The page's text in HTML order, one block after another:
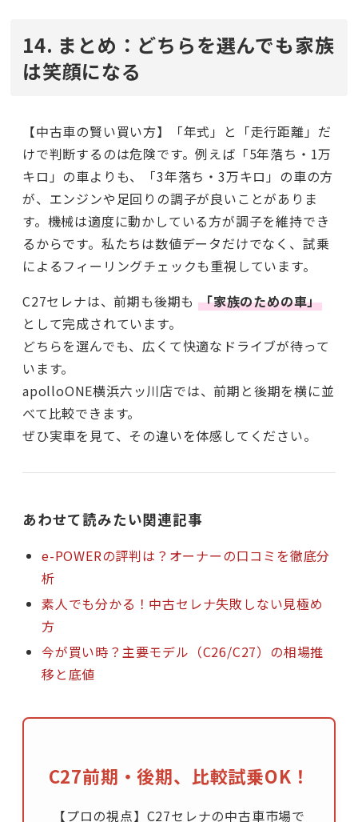
14. まとめ：どちらを選んでも家族
は笑顔になる
【中古車の賢い買い方】「年式」と「走行距離」だ
けで判断するのは危険です。例えば「5年落ち・1万
キロ」の車よりも、「3年落ち・3万キロ」の車の方
が、エンジンや足回りの調子が良いことがありま
す。機械は適度に動かしている方が調子を維持でき
るからです。私たちは数値データだけでなく、試乗
によるフィーリングチェックも重視しています。
C27セレナは、前期も後期も「家族のための車」
として完成されています。
どちらを選んでも、広くて快適なドライブが待って
います。
apolloONE横浜六ッ川店では、前期と後期を横に並
べて比較できます。
ぜひ実車を見て、その違いを体感してください。
あわせて読みたい関連記事
e-POWERの評判は？オーナーの口コミを徹底分
析
素人でも分かる！中古セレナ失敗しない見極め
方
今が買い時？主要モデル（C26/C27）の相場推
移と底値
C27前期・後期、比較試乗OK！
【プロの視点】C27セレナの中古車市場で